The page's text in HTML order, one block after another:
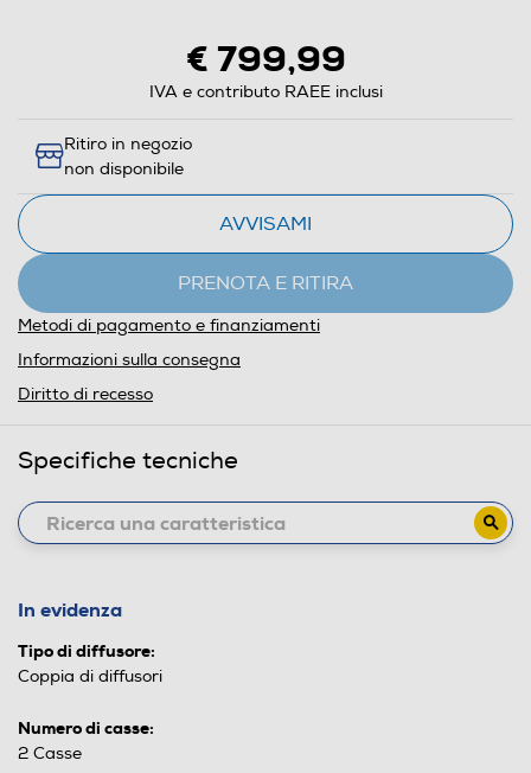
€ 799,99
IVA e contributo RAEE inclusi
Ritiro in negozio
non disponibile
AVVISAMI
PRENOTA E RITIRA
Metodi di pagamento e finanziamenti
Informazioni sulla consegna
Diritto di recesso
Specifiche tecniche
In evidenza
Tipo di diffusore:
Coppia di diffusori
Numero di casse:
2 Casse